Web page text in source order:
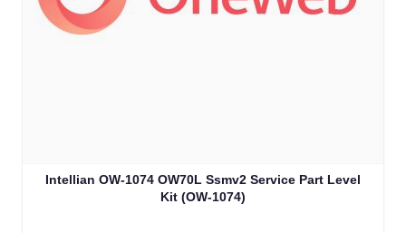
Intellian OW-1074 OW70L Ssmv2 Service Part Level
Kit (OW-1074)